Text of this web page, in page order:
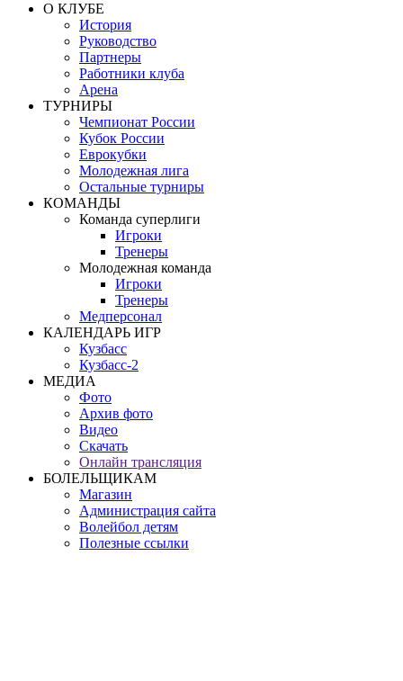
О КЛУБЕ
История
Руководство
Партнеры
Работники клуба
Арена
ТУРНИРЫ
Чемпионат России
Кубок России
Еврокубки
Молодежная лига
Остальные турниры
КОМАНДЫ
Команда суперлиги
Игроки
Тренеры
Молодежная команда
Игроки
Тренеры
Медперсонал
КАЛЕНДАРЬ ИГР
Кузбасс
Кузбасс-2
МЕДИА
Фото
Архив фото
Видео
Скачать
Онлайн трансляция
БОЛЕЛЬЩИКАМ
Магазин
Администрация сайта
Волейбол детям
Полезные ссылки